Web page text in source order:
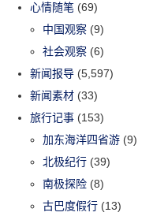
心情随笔 (69)
中国观察 (9)
社会观察 (6)
新闻报导 (5,597)
新闻素材 (33)
旅行记事 (153)
加东海洋四省游 (9)
北极纪行 (39)
南极探险 (8)
古巴度假行 (13)